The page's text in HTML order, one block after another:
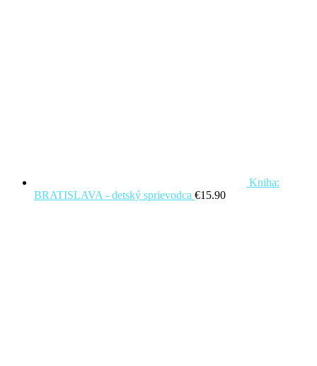
Kniha:
BRATISLAVA - detský sprievodca €15.90